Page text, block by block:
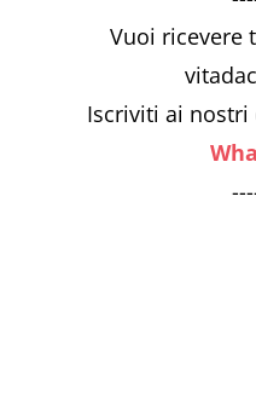
Vuoi ricevere
Iscriviti ai